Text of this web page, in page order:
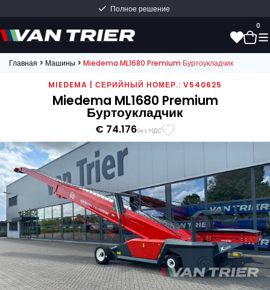
Полное решение
0
Главная > Машины > Miedema ML1680 Premium Буртоукладчик
MIEDEMA | СЕРИЙНЫЙ НОМЕР.: V540625
Miedema ML1680 Premium
Буртоукладчик
€ 74.176без НДС